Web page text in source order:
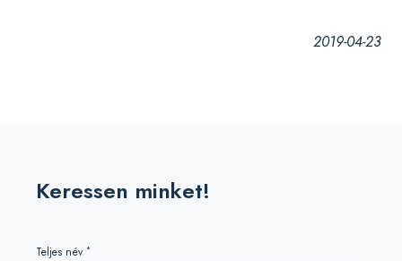
2019-04-23
Keressen minket!
Teljes név *